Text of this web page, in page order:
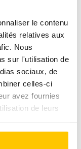
le contenu
relatives aux
Nous
sur l'utilisation de
sociaux, de
celles-ci
avez fournies
de leurs